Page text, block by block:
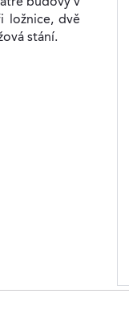
ložnice, dvě
stání.